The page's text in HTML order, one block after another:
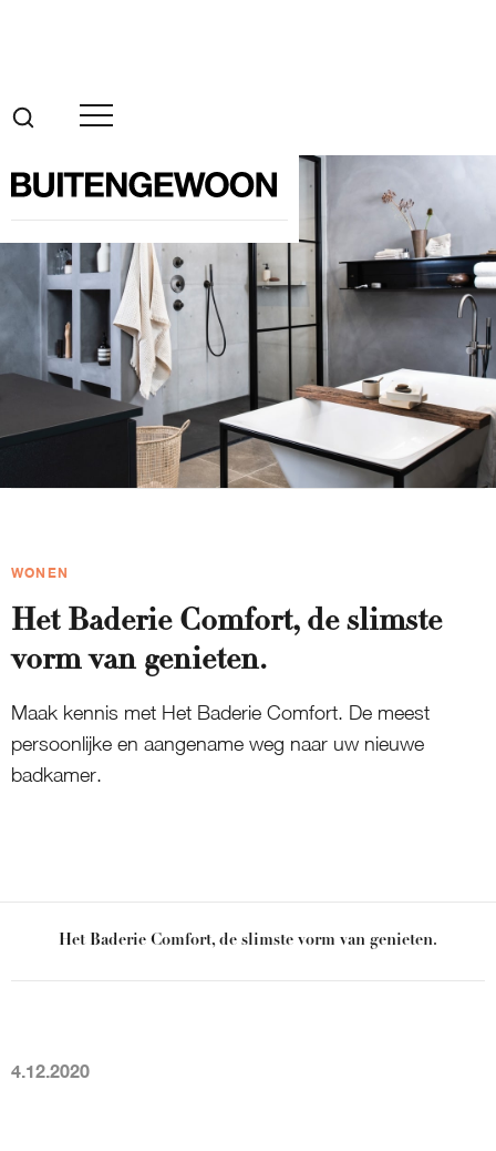
WONEN
Het Baderie Comfort, de slimste
vorm van genieten.
Maak kennis met Het Baderie Comfort. De meest
persoonlijke en aangename weg naar uw nieuwe
badkamer.
Het Baderie Comfort, de slimste vorm van genieten.
4.12.2020